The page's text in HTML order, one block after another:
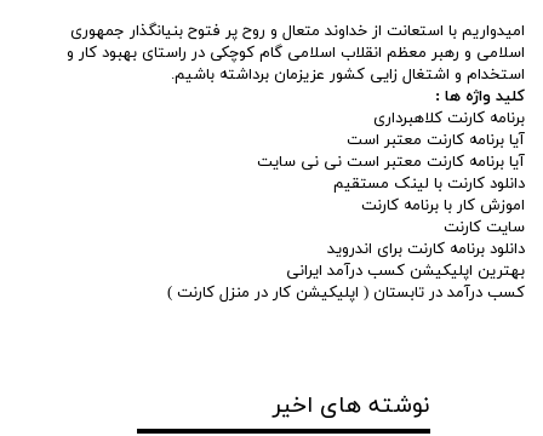
امیدواریم با استعانت از خداوند متعال و روح پر فتوح بنیانگذار جمهوری
اسلامی و رهبر معظم انقلاب اسلامی گام کوچکی در راستای بهبود کار و
استخدام و اشتغال زایی کشور عزیزمان برداشته باشیم.
کلید واژه ها :
برنامه کارنت کلاهبرداری
آیا برنامه کارنت معتبر است
آیا برنامه کارنت معتبر است نی نی سایت
دانلود کارنت با لینک مستقیم
اموزش کار با برنامه کارنت
سایت کارنت
دانلود برنامه کارنت برای اندروید
بهترین اپلیکیشن کسب درآمد ایرانی
کسب درآمد در تابستان ( اپلیکیشن کار در منزل کارنت )
نوشته های اخیر